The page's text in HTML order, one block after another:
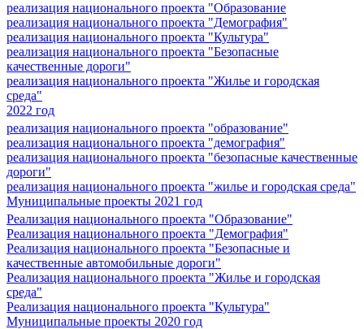
реализация национального проекта "Образование
реализация национального проекта "Демография"
реализация национального проекта "Культура"
реализация национального проекта "Безопасные
качественные дороги"
реализация национального проекта "Жилье и городская
среда"
2022 год
реализация национального проекта "образование"
реализация национального проекта "демография"
реализация национального проекта "безопасные качественные
дороги"
реализация национального проекта "жилье и городская среда"
Муниципальные проекты 2021 год
Реализация национального проекта "Образование"
Реализация национального проекта "Демография"
Реализация национального проекта "Безопасные и
качественные автомобильные дороги"
Реализация национального проекта "Жилье и городская
среда"
Реализация национального проекта "Культура"
Муниципальные проекты 2020 год